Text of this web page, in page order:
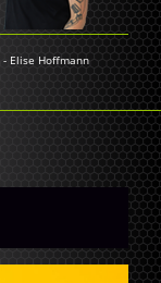
- Elise Hoffmann